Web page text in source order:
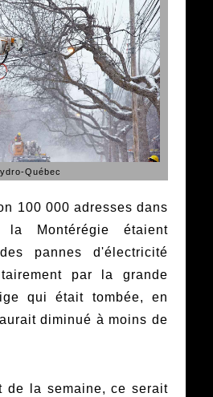
Québec
100 000 adresses dans
Montérégie étaient
pannes d'électricité
par la grande
qui était tombée, en
diminué à moins de
de la semaine, ce serait